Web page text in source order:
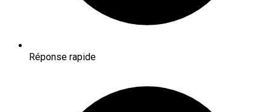
Réponse rapide